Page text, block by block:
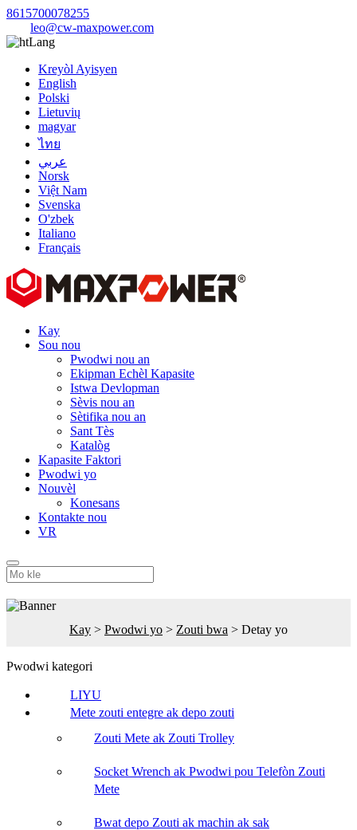
8615700078255
leo@cw-maxpower.com
Lang
Kreyòl Ayisyen
English
Polski
Lietuvių
magyar
ไทย
عربي
Norsk
Việt Nam
Svenska
O'zbek
Italiano
Français
Kay
Sou nou
Pwodwi nou an
Ekipman Echèl Kapasite
Istwa Devlopman
Sèvis nou an
Sètifika nou an
Sant Tès
Katalòg
Kapasite Faktori
Pwodwi yo
Nouvèl
Konesans
Kontakte nou
VR
Kay > Pwodwi yo > Zouti bwa > Detay yo
Pwodwi kategori
LIYU
Mete zouti entegre ak depo zouti
Zouti Mete ak Zouti Trolley
Socket Wrench ak Pwodwi pou Telefòn Zouti
Mete
Bwat depo Zouti ak machin ak sak